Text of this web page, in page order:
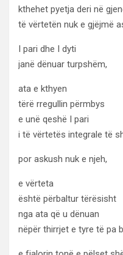
kthehet pyetja deri në
të vërtetën nuk e gjëjmë
I pari dhe I dyti
janë dënuar turpshëm,
ata e kthyen
tërë rregullin përmbys
e unë qeshë I pari
i të vërtetës integrale të
por askush nuk e njeh,
e vërteta
është përbaltur tërësisht
nga ata që u dënuan
nëpër thirrjet e tyre të pa